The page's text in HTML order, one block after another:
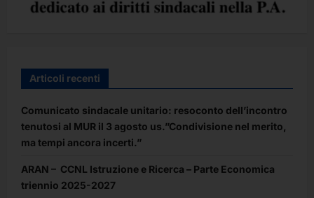
la
frequenza
privati
e
per
di
forme
di
supporto
propria
abitazione
Articoli recenti
Comunicato sindacale unitario: resoconto dell’incontro
tenutosi al MUR il 3 agosto us.”Condivisione nel merito,
ma tempi ancora incerti.”
ARAN – CCNL Istruzione e Ricerca – Parte Economica
triennio 2025-2027